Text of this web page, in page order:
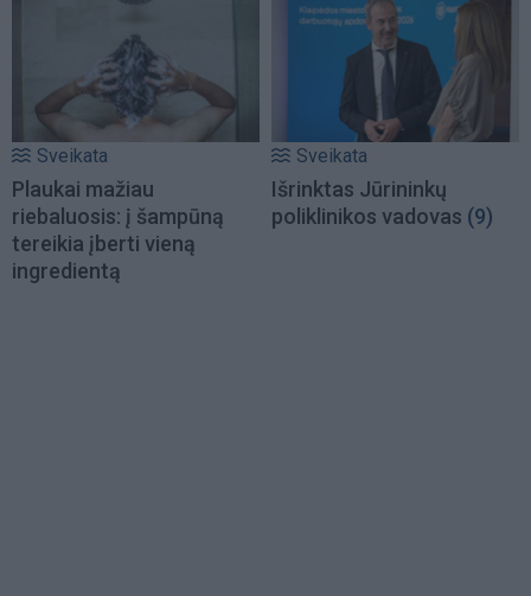
Sveikata
Plaukai mažiau
riebaluosis: į šampūną
tereikia įberti vieną
ingredientą
Sveikata
Išrinktas Jūrininkų
poliklinikos vadovas (9)